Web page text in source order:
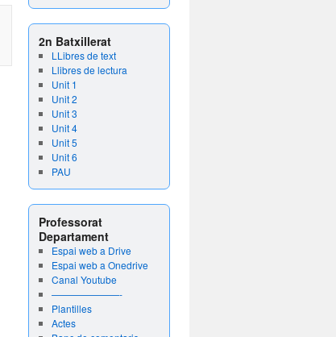
2n Batxillerat
LLibres de text
Llibres de lectura
Unit 1
Unit 2
Unit 3
Unit 4
Unit 5
Unit 6
PAU
Professorat
Departament
Espai web a Drive
Espai web a Onedrive
Canal Youtube
———————-
Plantilles
Actes